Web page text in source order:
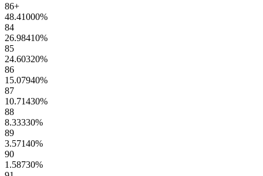
86+
48.41000%
84
26.98410%
85
24.60320%
86
15.07940%
87
10.71430%
88
8.33330%
89
3.57140%
90
1.58730%